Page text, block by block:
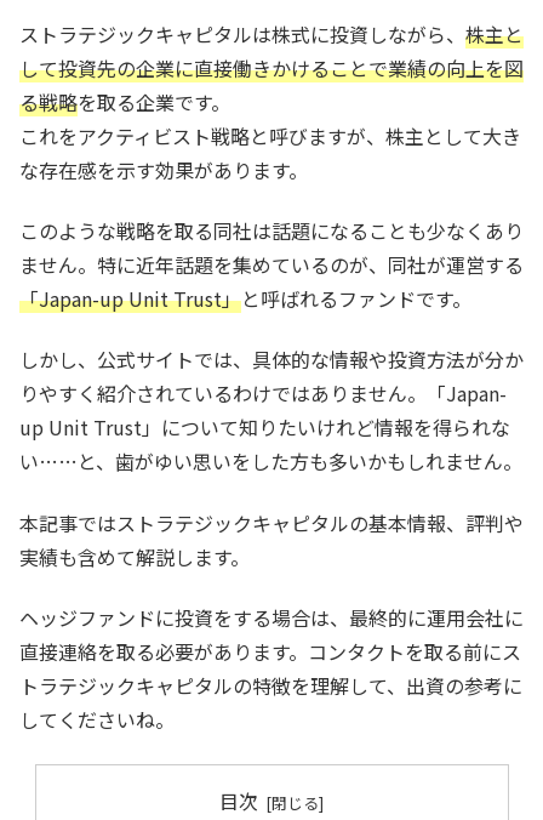
ストラテジックキャピタルは株式に投資しながら、 株主と
して投資先の企業に直接働きかけることで業績の向上を図
る戦略を取る企業です。
これをアクティビスト戦略と呼びますが、株主として大き
な存在感を示す効果があります。
このような戦略を取る同社は話題になることも少なくあり
ません。特に近年話題を集めているのが、同社が運営する
「Japan-up Unit Trust」と呼ばれるファンドです。
しかし、公式サイトでは、具体的な情報や投資方法が分か
りやすく紹介されているわけではありません。「Japan-
up Unit Trust」について知りたいけれど情報を得られな
い……と、歯がゆい思いをした方も多いかもしれません。
本記事ではストラテジックキャピタルの基本情報、評判や
実績も含めて解説します。
ヘッジファンドに投資をする場合は、最終的に運用会社に
直接連絡を取る必要があります。コンタクトを取る前にス
トラテジックキャピタルの特徴を理解して、出資の参考に
してくださいね。
目次